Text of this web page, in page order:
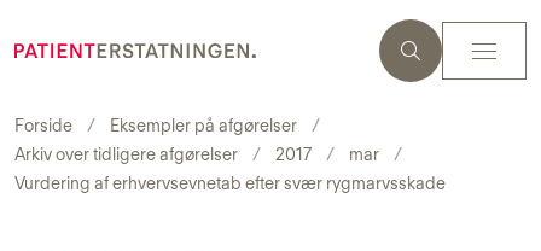
Forside
Eksempler på afgørelser
Arkiv over tidligere afgørelser
2017
mar
Vurdering af erhvervsevnetab efter svær rygmarvsskade